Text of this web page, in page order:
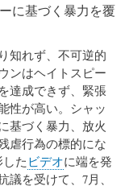
に基づく暴力を覆
知れず、不可逆的
ンはヘイトスピー
達成できず、緊張
性が高い。シャッ
基づく暴力、放火
虐行為の標的にな
たビデオに端を発
を受けて、7月、